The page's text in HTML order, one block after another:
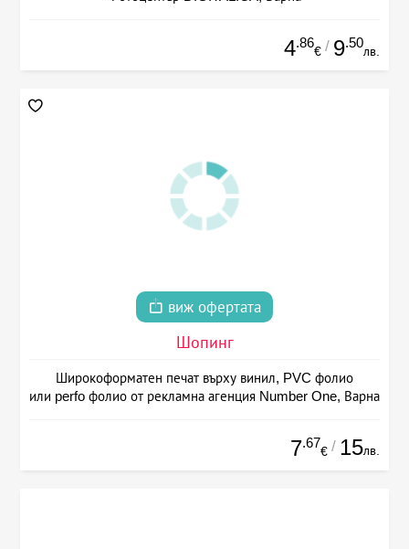
4.86
€ / 9.50
лв.
виж офертата
Шопинг
Широкоформатен печат върху винил, PVC фолио
или perfo фолио от рекламна агенция Number One, Варна
7.67
€ / 15лв.